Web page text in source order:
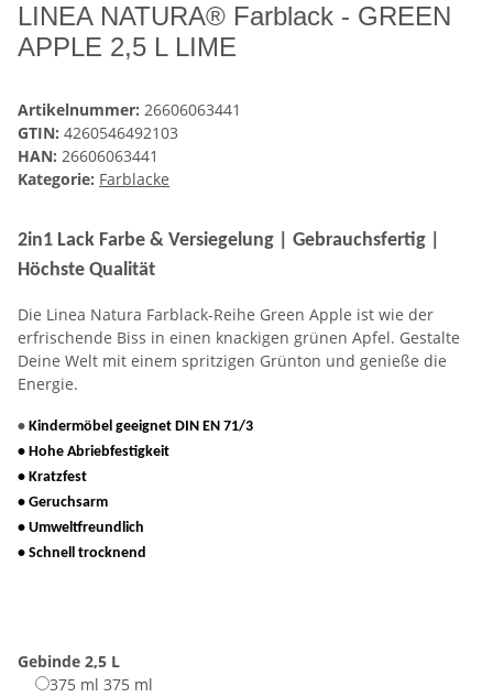
LINEA NATURA® Farblack - GREEN
APPLE 2,5 L LIME
Artikelnummer: 26606063441
GTIN: 4260546492103
HAN: 26606063441
Kategorie: Farblacke
2in1 Lack Farbe & Versiegelung | Gebrauchsfertig |
Höchste Qualität
Die Linea Natura Farblack-Reihe Green Apple ist wie der
erfrischende Biss in einen knackigen grünen Apfel. Gestalte
Deine Welt mit einem spritzigen Grünton und genieße die
Energie.
• Kindermöbel geeignet DIN EN 71/3
• Hohe Abriebfestigkeit
• Kratzfest
• Geruchsarm
• Umweltfreundlich
• Schnell trocknend
Gebinde 2,5 L
375 ml 375 ml